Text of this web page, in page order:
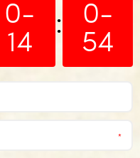
0-
14
:
0-
54
*